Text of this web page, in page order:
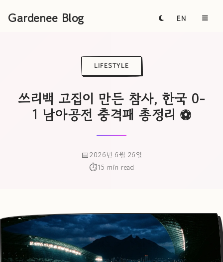
Gardenee Blog EN
LIFESTYLE
쓰리백 고집이 만든 참사, 한국 0-
1 남아공전 충격패 총정리 ⚽
2026년 6월 26일
15 min read